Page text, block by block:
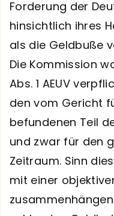
Forderung der
hinsichtlich ihres
als die Geldbuße
Die Kommission
Abs. 1 AEUV
den vom Gericht
befundenen Teil
und zwar für den
Zeitraum. Sinn
mit einer